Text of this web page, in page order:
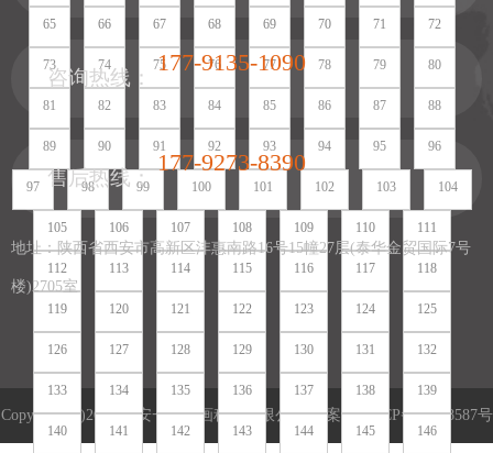
65 66 67 68 69 70 71 72
73 74 75 76 77 78 79 80
81 82 83 84 85 86 87 88
89 90 91 92 93 94 95 96
97 98 99 100 101 102 103 104
105 106 107 108 109 110 111
112 113 114 115 116 117 118
119 120 121 122 123 124 125
126 127 128 129 130 131 132
133 134 135 136 137 138 139
140 141 142 143 144 145 146
咨询热线：
177-9135-1090
售后热线：
177-9273-8390
地址：陕西省西安市高新区沣惠南路16号15幢27层(泰华金贸国际7号
楼)2705室
Copyright (c)2022 西安一笔一画科技有限公司 备案号:陕ICP备16018587号